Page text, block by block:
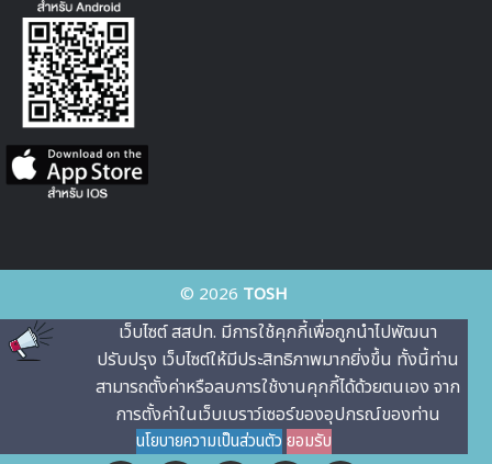
© 2026 TOSH
เว็บไซต์ สสปท. มีการใช้คุกกี้เพื่อถูกนําไปพัฒนา
ปรับปรุง เว็บไซต์ให้มีประสิทธิภาพมากยิ่งขึ้น ทั้งนี้ท่าน
สามารถตั้งค่าหรือลบการใช้งานคุกกี้ได้ด้วยตนเอง จาก
การตั้งค่าในเว็บเบราว์เซอร์ของอุปกรณ์ของท่าน
นโยบายความเป็นส่วนตัว ยอมรับ